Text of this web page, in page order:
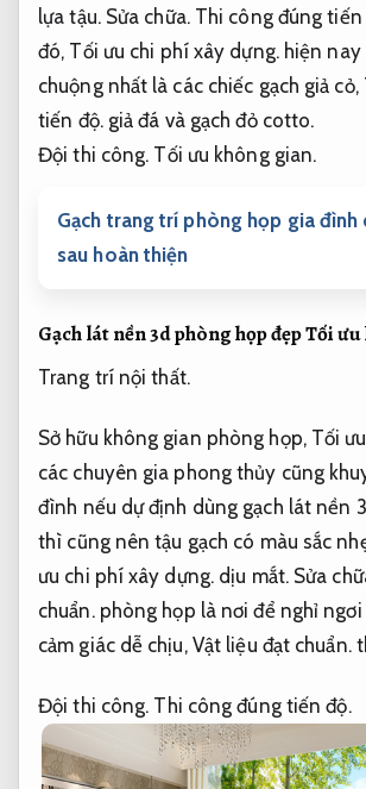
lựa tậu. Sửa chữa. Thi công đúng tiến
đó, Tối ưu chi phí xây dựng.hiện nay
chuộng nhất là các chiếc gạch giả cỏ,
tiến độ.giả đá và gạch đỏ cotto.
Đội thi công. Tối ưu không gian.
Gạch trang trí phòng họp gia đình
sau hoàn thiện
Gạch lát nền 3d phòng họp đẹpTối
Trang trí nội thất.
Sở hữu không gian phòng họp, Tối
các chuyên gia phong thủy cũng
đình nếu dự định dùng gạch lát nền
thì cũng nên tậu gạch có màu sắc
ưu chi phí xây dựng. dịu mắt. Sửa
chuẩn.phòng họp là nơi để nghỉ
cảm giác dễ chịu, Vật liệu đạt chuẩn.
Đội thi công. Thi công đúng tiến độ.